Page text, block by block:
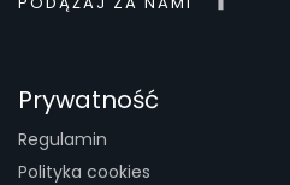
Prywatność
Regulamin
Polityka cookies